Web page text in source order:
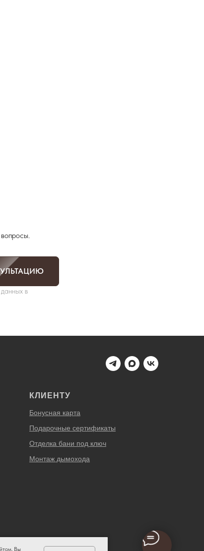
Вы
в
КЛИЕНТУ
Бонусная карта
Подарочные сертификаты
Отделка бани под ключ
Монтаж дымохода